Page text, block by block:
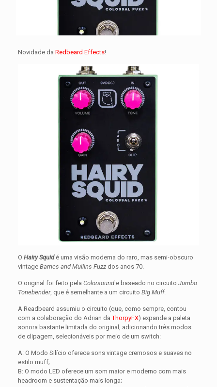
Novidade da Redbeard Effects!
O Hairy Squidé uma visão moderna do raro, mas semi-obscuro
vintage Barnes and Mullins Fuzzdos anos 70.
O original foi feito pela Colorsounde baseado no circuito Jumbo
Tonebender, que é semelhante a um circuito Big Muff.
A Readbeard assumiu o circuito (que, como sempre, contou
com a colaboração do Adrian daThorpyFX) expande a paleta
sonora bastante limitada do original, adicionando três modos
de clipagem, selecionáveis por meio de um switch:
A: O Modo Silício oferece sons vintage cremosos e suaves no
estilo muff;
B: O modo LED oferece um som maior e moderno com mais
headroom e sustentação mais longa;